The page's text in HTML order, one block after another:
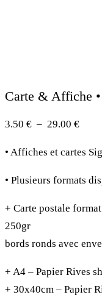
Carte & Affiche
3.50 € – 29.00 €Plage
prix :
3.50
• Affiches et cartes
• Plusieurs formats
+ Carte postale
250gr
bords ronds avec
+ A4 – Papier Rives
+ 30x40cm – Papier